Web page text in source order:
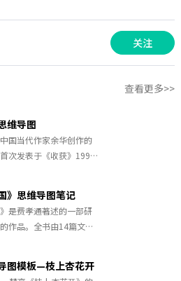
关注
查看更多>>
维导图
中国当代作家余华创作的
次发表于《收获》1992
革命”等社会变革，徐
和家庭不断经受着苦难，
亲人都先后离他而去，
通、平实的故事情节讲
革的时代中福贵的不幸
》思维导图笔记
》是费孝通著述的一部研
作品。全书由14篇文章
等各方面。在《乡土中
图模板—枝上杏花开